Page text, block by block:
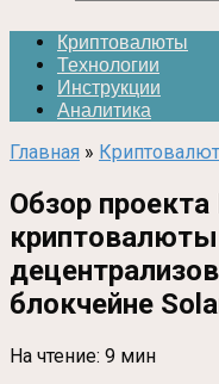
Криптовалюты
Технологии
Инструкции
Аналитика
Главная »
Обзор проекта
криптовалюты
блокчейне
На чтение: 9 мин